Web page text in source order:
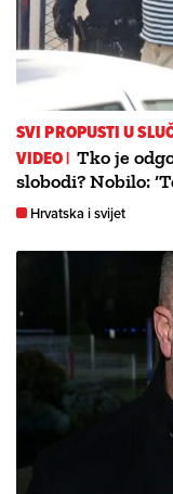
SVI PROPUSTI U
VIDEO | Tko je
slobodi? Nobilo:
Hrvatska i svijet